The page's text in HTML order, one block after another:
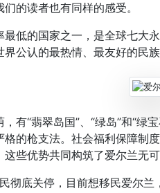
的读者也有同样的感受。
的国家之一，是全球七大
界公认的最热情、最友好的民
“翡翠岛国”、“绿岛”和“绿
的枪支法。社会福利保障制
些优势共同构筑了爱尔兰无
底关停，目前想移民爱尔兰